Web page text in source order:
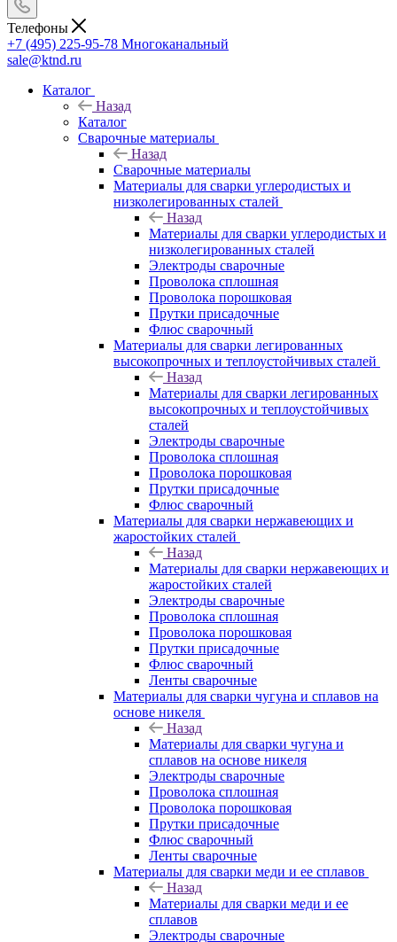
Телефоны
+7 (495) 225-95-78 Многоканальный
sale@ktnd.ru
Каталог
Назад
Каталог
Сварочные материалы
Назад
Сварочные материалы
Материалы для сварки углеродистых и
низколегированных сталей
Назад
Материалы для сварки углеродистых и
низколегированных сталей
Электроды сварочные
Проволока сплошная
Проволока порошковая
Прутки присадочные
Флюс сварочный
Материалы для сварки легированных
высокопрочных и теплоустойчивых сталей
Назад
Материалы для сварки легированных
высокопрочных и теплоустойчивых
сталей
Электроды сварочные
Проволока сплошная
Проволока порошковая
Прутки присадочные
Флюс сварочный
Материалы для сварки нержавеющих и
жаростойких сталей
Назад
Материалы для сварки нержавеющих и
жаростойких сталей
Электроды сварочные
Проволока сплошная
Проволока порошковая
Прутки присадочные
Флюс сварочный
Ленты сварочные
Материалы для сварки чугуна и сплавов на
основе никеля
Назад
Материалы для сварки чугуна и
сплавов на основе никеля
Электроды сварочные
Проволока сплошная
Проволока порошковая
Прутки присадочные
Флюс сварочный
Ленты сварочные
Материалы для сварки меди и ее сплавов
Назад
Материалы для сварки меди и ее
сплавов
Электроды сварочные